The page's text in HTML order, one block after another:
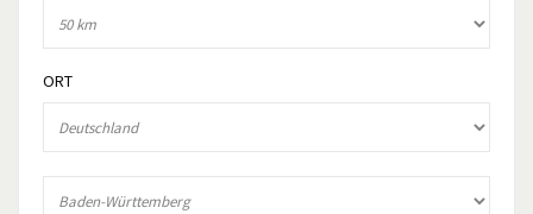
ORT